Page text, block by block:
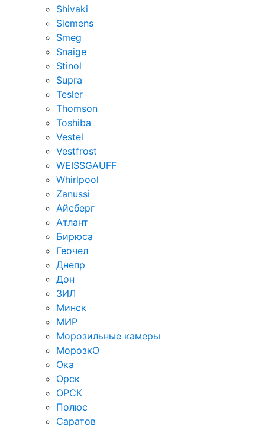
Shivaki
Siemens
Smeg
Snaige
Stinol
Supra
Tesler
Thomson
Toshiba
Vestel
Vestfrost
WEISSGAUFF
Whirlpool
Zanussi
Айсберг
Атлант
Бирюса
Геочел
Днепр
Дон
ЗИЛ
Минск
МИР
Морозильные камеры
МорозкО
Ока
Орск
ОРСК
Полюс
Саратов